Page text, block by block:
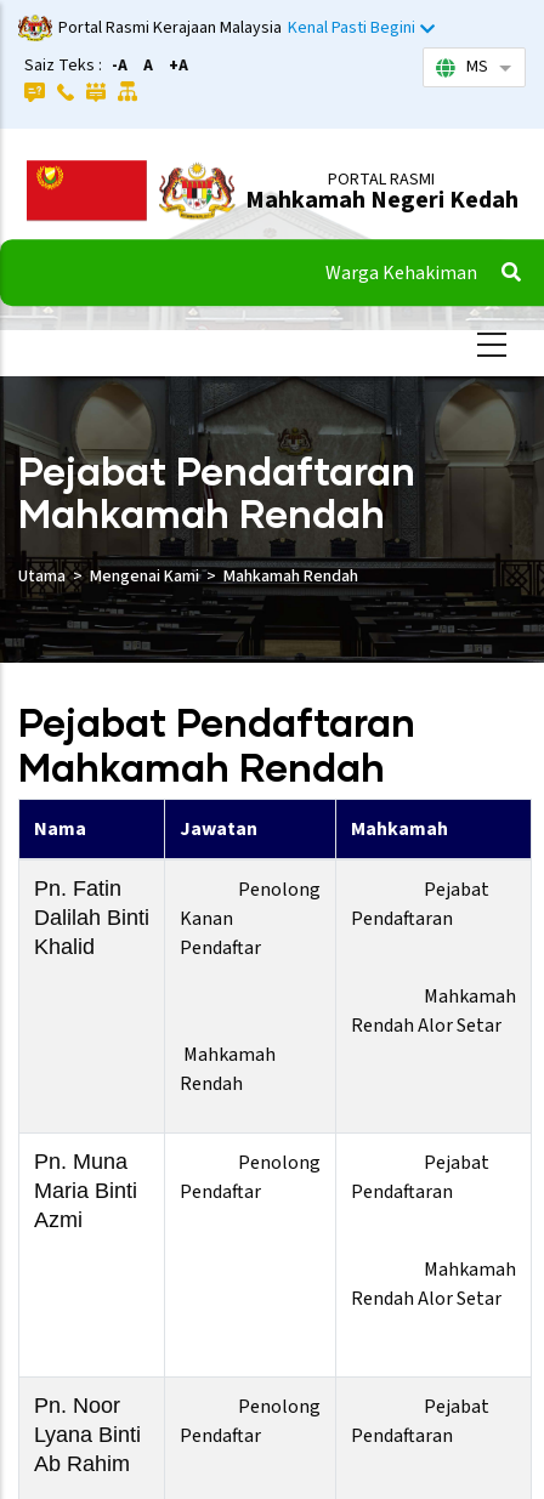
Langkau
ke
kandungan
utama
Portal Rasmi Kerajaan Malaysia Kenal Pasti Begini
Saiz Teks : -A A +A MS
PORTAL RASMI
Mahkamah Negeri Kedah
Warga Kehakiman
Pejabat Pendaftaran
Mahkamah Rendah
Utama Mengenai Kami Mahkamah Rendah
Pejabat Pendaftaran
Mahkamah Rendah
Nama Jawatan Mahkamah
Pn. Fatin
Dalilah Binti
Khalid
Penolong
Kanan
Pendaftar
Mahkamah
Rendah
Pejabat
Pendaftaran
Mahkamah
Rendah Alor Setar
Pn. Muna
Maria Binti
Azmi
Penolong
Pendaftar
Pejabat
Pendaftaran
Mahkamah
Rendah Alor Setar
Pn. Noor
Lyana Binti
Ab Rahim
Penolong
Pendaftar
Pejabat
Pendaftaran